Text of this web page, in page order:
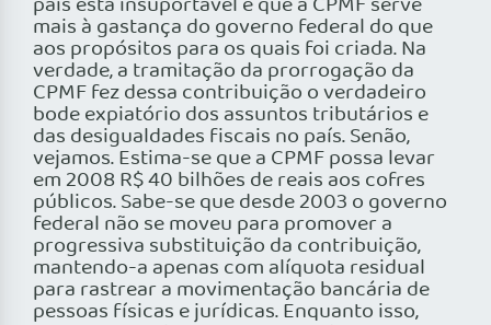
mais à gastança do governo federal do que
aos propósitos para os quais foi criada. Na
verdade, a tramitação da prorrogação da
CPMF fez dessa contribuição o verdadeiro
bode expiatório dos assuntos tributários e
das desigualdades fiscais no país. Senão,
vejamos. Estima-se que a CPMF possa levar
em 2008 R$ 40 bilhões de reais aos cofres
públicos. Sabe-se que desde 2003 o governo
federal não se moveu para promover a
progressiva substituição da contribuição,
mantendo-a apenas com alíquota residual
para rastrear a movimentação bancária de
pessoas físicas e jurídicas. Enquanto isso,